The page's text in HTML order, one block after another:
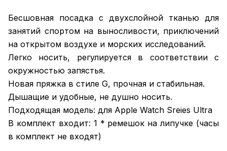
Бесшовная посадка с двухслойной тканью для
занятий спортом на выносливости, приключений
на открытом воздухе и морских исследований.
Легко носить, регулируется в соответствии с
окружностью запястья.
Новая пряжка в стиле G, прочная и стабильная.
Дышащие и удобные, не душно носить.
Подходящая модель: для Apple Watch Sreies Ultra
В комплект входит: 1 * ремешок на липучке (часы
в комплект не входят)